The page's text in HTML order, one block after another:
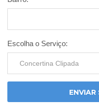
Escolha o Serviço: